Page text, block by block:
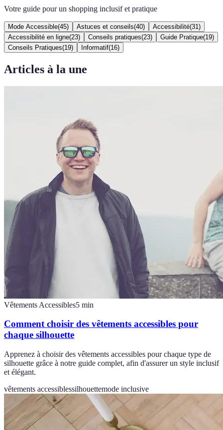
Votre guide pour un shopping inclusif et pratique
Mode Accessible(45) Astuces et conseils(40) Accessibilité(31 )
Accessibilité en ligne(23) Conseils pratiques(23) Guide Pratique(19)
Conseils Pratiques(19) Informatif(16)
Articles à la une
Vêtements Accessibles5 min
Comment choisir des vêtements accessibles pour
chaque silhouette
Apprenez à choisir des vêtements accessibles pour chaque type de
silhouette grâce à notre guide complet, afin d'assurer un style inclusif
et élégant.
vêtements accessiblessilhouettemode inclusive